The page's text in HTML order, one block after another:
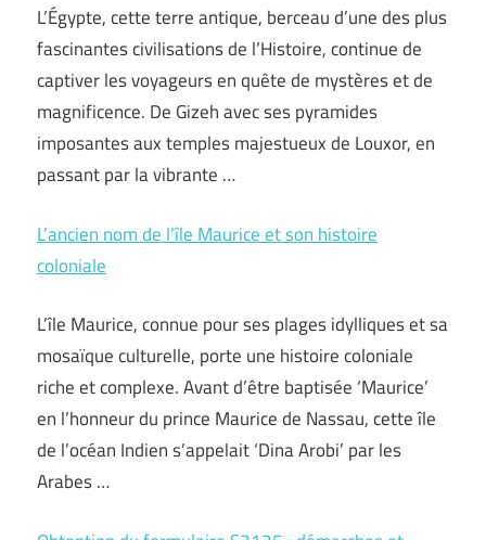
L’Égypte, cette terre antique, berceau d’une des plus
fascinantes civilisations de l’Histoire, continue de
captiver les voyageurs en quête de mystères et de
magnificence. De Gizeh avec ses pyramides
imposantes aux temples majestueux de Louxor, en
passant par la vibrante …
L’ancien nom de l’île Maurice et son histoire
coloniale
L’île Maurice, connue pour ses plages idylliques et sa
mosaïque culturelle, porte une histoire coloniale
riche et complexe. Avant d’être baptisée ‘Maurice’
en l’honneur du prince Maurice de Nassau, cette île
de l’océan Indien s’appelait ‘Dina Arobi’ par les
Arabes …